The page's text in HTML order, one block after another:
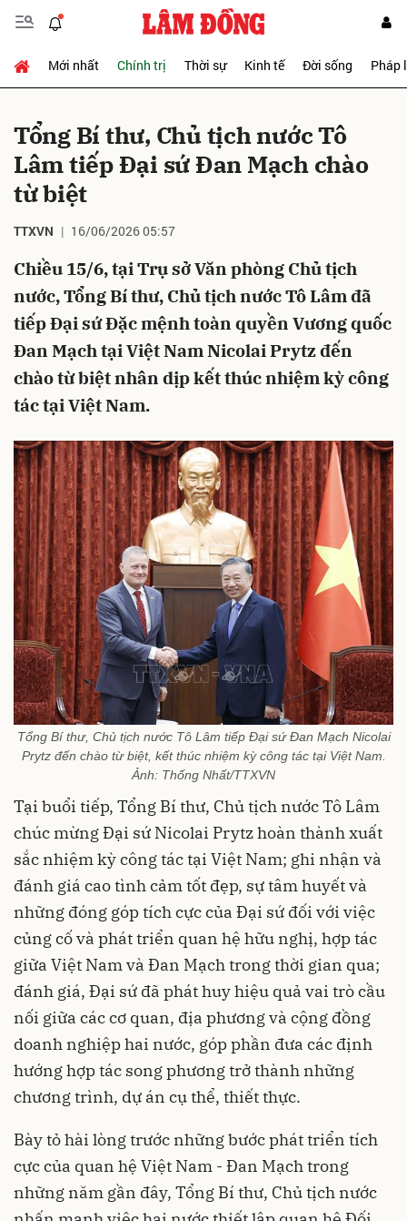
Mới nhất Chính trị Thời sự Kinh tế Đời sống Pháp
Tổng Bí thư, Chủ tịch nước Tô
Lâm tiếp Đại sứ Đan Mạch chào
từ biệt
TTXVN 16/06/2026 05:57
Chiều 15/6, tại Trụ sở Văn phòng Chủ tịch
nước, Tổng Bí thư, Chủ tịch nước Tô Lâm đã
tiếp Đại sứ Đặc mệnh toàn quyền Vương quốc
Đan Mạch tại Việt Nam Nicolai Prytz đến
chào từ biệt nhân dịp kết thúc nhiệm kỳ công
tác tại Việt Nam.
Tổng Bí thư, Chủ tịch nước Tô Lâm tiếp Đại sứ Đan Mạch Nicolai
Prytz đến chào từ biệt, kết thúc nhiệm kỳ công tác tại Việt Nam.
Ảnh: Thống Nhất/TTXVN
Tại buổi tiếp, Tổng Bí thư, Chủ tịch nước Tô Lâm
chúc mừng Đại sứ Nicolai Prytz hoàn thành xuất
sắc nhiệm kỳ công tác tại Việt Nam; ghi nhận và
đánh giá cao tình cảm tốt đẹp, sự tâm huyết và
những đóng góp tích cực của Đại sứ đối với việc
củng cố và phát triển quan hệ hữu nghị, hợp tác
giữa Việt Nam và Đan Mạch trong thời gian qua;
đánh giá, Đại sứ đã phát huy hiệu quả vai trò cầu
nối giữa các cơ quan, địa phương và cộng đồng
doanh nghiệp hai nước, góp phần đưa các định
hướng hợp tác song phương trở thành những
chương trình, dự án cụ thể, thiết thực.
Bày tỏ hài lòng trước những bước phát triển tích
cực của quan hệ Việt Nam - Đan Mạch trong
những năm gần đây, Tổng Bí thư, Chủ tịch nước
Gửi bình luận
Hủy Gửi